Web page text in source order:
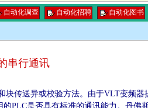
自动化调查 自动化招聘 自动化图书
串行通讯
传送异或校验方法。由于VLT变频器
PLC是否具有标准的通讯能力。丹佛